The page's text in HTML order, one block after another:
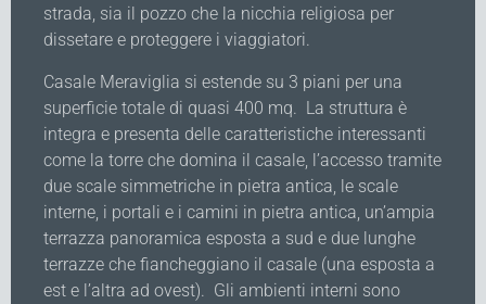
strada, sia il pozzo che la nicchia religiosa per
dissetare e proteggere i viaggiatori.
Casale Meraviglia si estende su 3 piani per una
superficie totale di quasi 400 mq. La struttura è
integra e presenta delle caratteristiche interessanti
come la torre che domina il casale, l’accesso tramite
due scale simmetriche in pietra antica, le scale
interne, i portali e i camini in pietra antica, un’ampia
terrazza panoramica esposta a sud e due lunghe
terrazze che fiancheggiano il casale (una esposta a
est e l’altra ad ovest). Gli ambienti interni sono